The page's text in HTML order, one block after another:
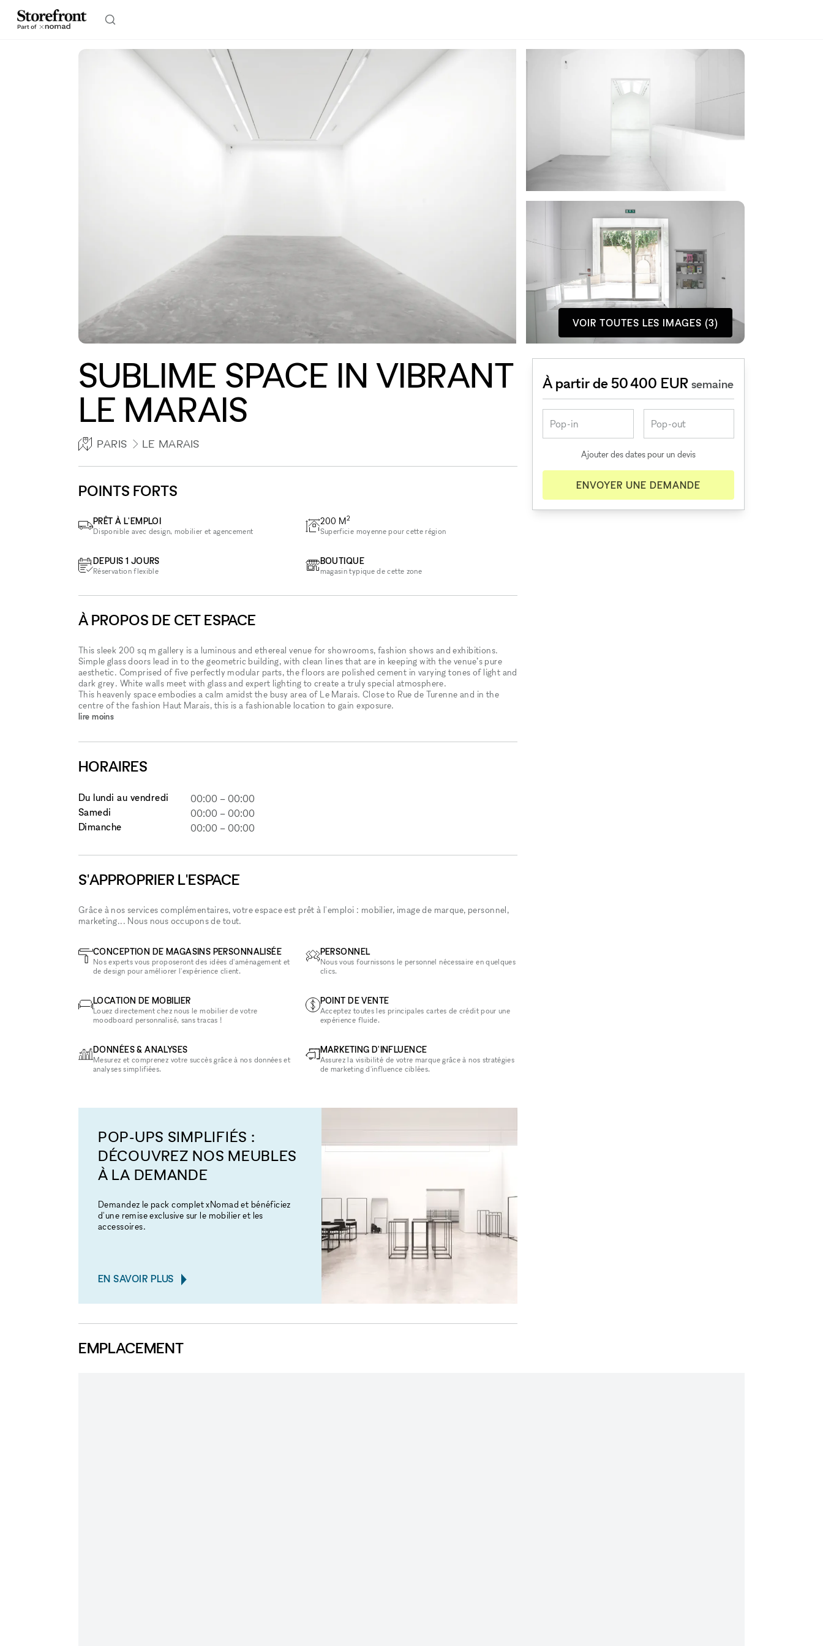
VOIR TOUTES LES IMAGES (3)
SUBLIME SPACE IN VIBRANT
LE MARAIS
PARIS LE MARAIS
POINTS FORTS
PRÊT À L'EMPLOI
Disponible avec design, mobilier et agencement
DEPUIS 1 JOURS
Réservation flexible
200 M2
Superficie moyenne pour cette région
BOUTIQUE
magasin typique de cette zone
À PROPOS DE CET ESPACE
This sleek 200 sq m gallery is a luminous and ethereal venue for showrooms, fashion shows and exhibitions.
Simple glass doors lead in to the geometric building, with clean lines that are in keeping with the venue’s pure
aesthetic. Comprised of five perfectly modular parts, the floors are polished cement in varying tones of light and
dark grey. White walls meet with glass and expert lighting to create a truly special atmosphere.
This heavenly space embodies a calm amidst the busy area of Le Marais. Close to Rue de Turenne and in the
centre of the fashion Haut Marais, this is a fashionable location to gain exposure.
lire moins
HORAIRES
Du lundi au vendredi 00:00 –00:00
Samedi
00:00 –00:00
Dimanche
00:00 –00:00
S'APPROPRIER L'ESPACE
Grâce à nos services complémentaires, votre espace est prêt à l'emploi : mobilier, image de marque, personnel,
marketing... Nous nous occupons de tout.
CONCEPTION DE MAGASINS PERSONNALISÉE
Nos experts vous proposeront des idées d'aménagement et
de design pour améliorer l'expérience client.
LOCATION DE MOBILIER
Louez directement chez nous le mobilier de votre
moodboard personnalisé, sans tracas !
DONNÉES & ANALYSES
Mesurez et comprenez votre succès grâce à nos données et
analyses simplifiées.
PERSONNEL
Nous vous fournissons le personnel nécessaire en quelques
clics.
POINT DE VENTE
Acceptez toutes les principales cartes de crédit pour une
expérience fluide.
MARKETING D'INFLUENCE
Assurez la visibilité de votre marque grâce à nos stratégies
de marketing d'influence ciblées.
POP-UPS SIMPLIFIÉS :
DÉCOUVREZ NOS MEUBLES
À LA DEMANDE
Demandez le pack complet xNomad et bénéficiez
d'une remise exclusive sur le mobilier et les
accessoires.
EN SAVOIR PLUS
À partir de 50 400 EURsemaine
Ajouter des dates pour un devis
ENVOYER UNE DEMANDE
EMPLACEMENT